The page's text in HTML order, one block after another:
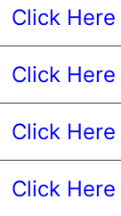
Click Here
Click Here
Click Here
Click Here